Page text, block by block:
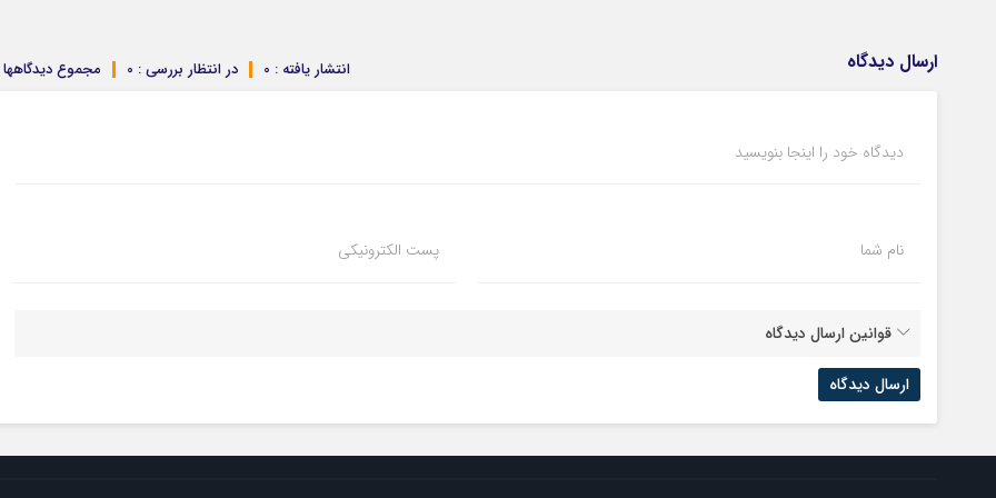
ارسال دیدگاه مجموع دیدگاهها در انتظار بررسی : 0 انتشار یافته : 0
دیدگاه خود را اینجا بنویسید
نام شما پست الکترونیکی
قوانین ارسال دیدگاه